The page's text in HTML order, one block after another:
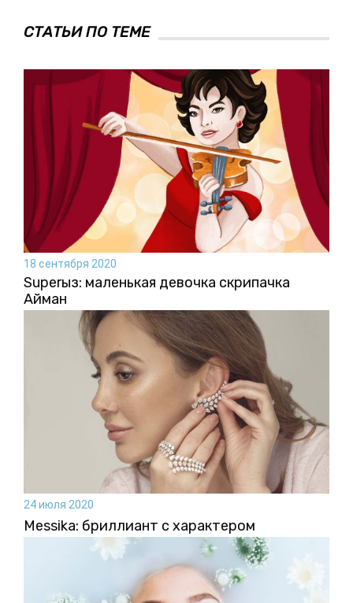
СТАТЬИ ПО ТЕМЕ
18 сентября 2020
SuperҚыз: маленькая девочка скрипачка
Айман
24 июля 2020
Messika: бриллиант с характером